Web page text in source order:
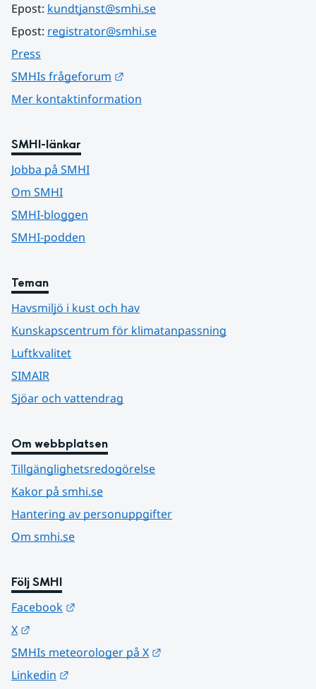
Epost: kundtjanst@smhi.se
Epost: registrator@smhi.se
Press
SMHIs frågeforum
Mer kontaktinformation
SMHI-länkar
Jobba på SMHI
Om SMHI
SMHI-bloggen
SMHI-podden
Teman
Havsmiljö i kust och hav
Kunskapscentrum för klimatanpassning
Luftkvalitet
SIMAIR
Sjöar och vattendrag
Om webbplatsen
Tillgänglighetsredogörelse
Kakor på smhi.se
Hantering av personuppgifter
Om smhi.se
Följ SMHI
Facebook
X
SMHIs meteorologer på X
Linkedin